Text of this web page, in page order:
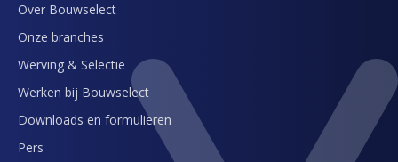
Over Bouwselect
Onze branches
Werving & Selectie
Werken bij Bouwselect
Downloads en formulieren
Pers